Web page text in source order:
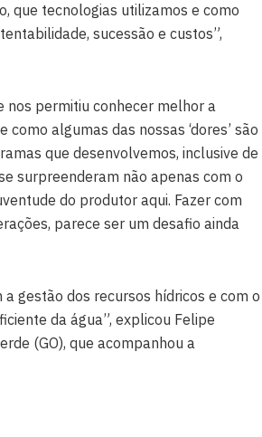
que tecnologias utilizamos e como
sucessão e custos”,
nos permitiu conhecer melhor a
algumas das nossas ‘dores’ são
que desenvolvemos, inclusive de
surpreenderam não apenas com o
do produtor aqui. Fazer com
parece ser um desafio ainda
gestão dos recursos hídricos e com o
da água”, explicou Felipe
(GO), que acompanhou a